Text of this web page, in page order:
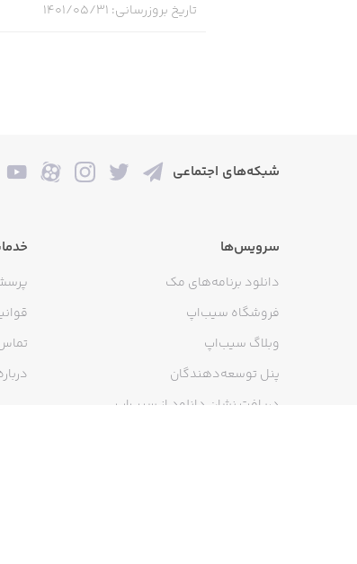
تاریخ بروزرسانی: ۱۴۰۱/۰۵/۳۱
شبکه‌های اجتماعی
سرویس‌ها
دانلود برنامه‌های مک
فروشگاه سیب‌اپ
وبلاگ سیب‌اپ
پنل توسعه‌دهندگان
دریافت نشان دانلود از سیب‌اپ